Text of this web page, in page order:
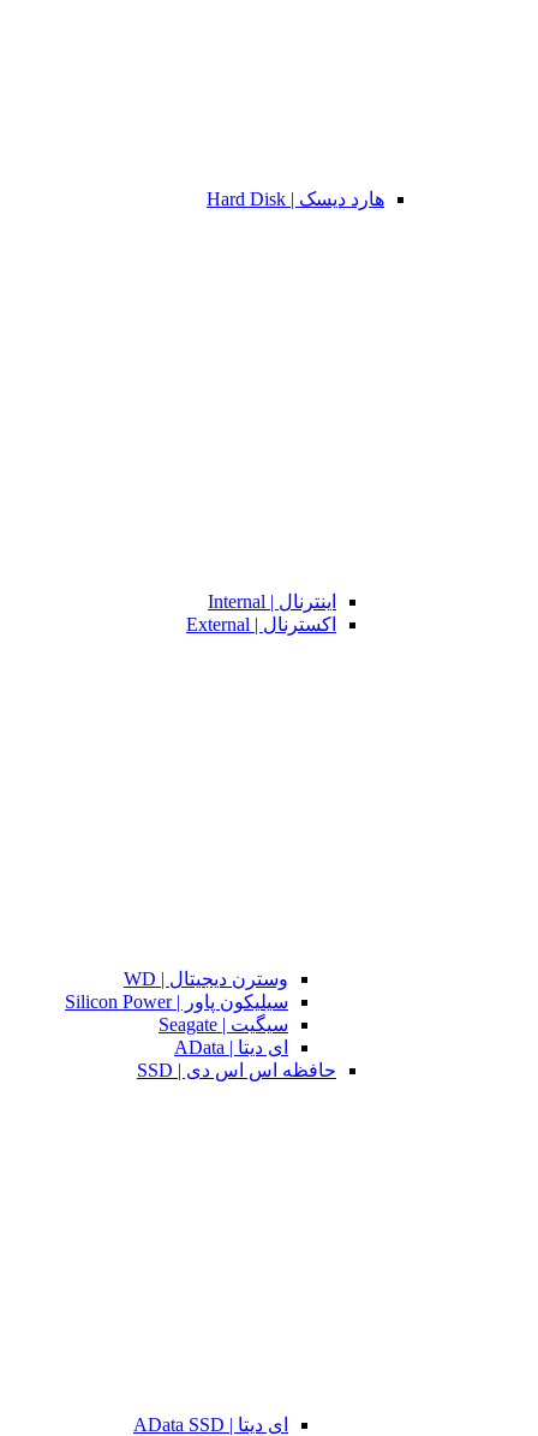
هارد دیسک | Hard Disk
اینترنال | Internal
اکسترنال | External
وسترن دیجیتال | WD
سیلیکون پاور | Silicon Power
سیگیت | Seagate
ای دیتا | AData
حافظه اس اس دی | SSD
ای دیتا | AData SSD